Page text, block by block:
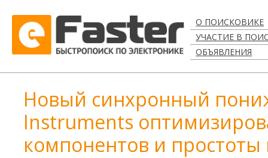
О ПОИСКОВИКЕ
УЧАСТИЕ В
ОБЪЯВЛЕНИЯ
Новый синхронный
Instruments
компонентов и простоты